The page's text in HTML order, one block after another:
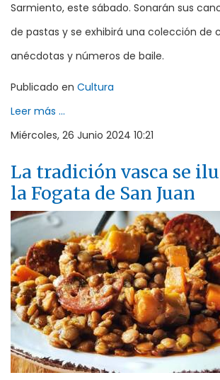
Sarmiento, este sábado. Sonarán sus
de pastas y se exhibirá una colección de
anécdotas y números de baile.
Publicado en Cultura
Leer más ...
Miércoles, 26 Junio 2024 10:21
La tradición vasca se
la Fogata de San Juan